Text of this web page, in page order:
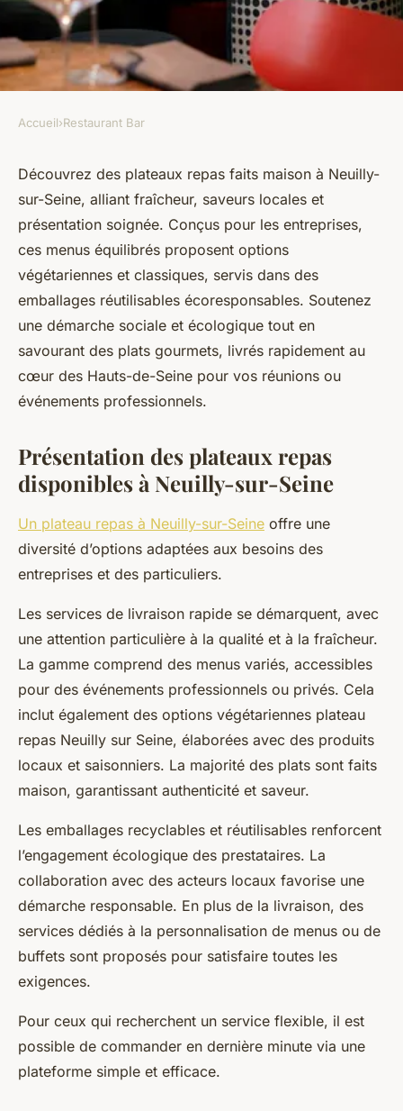
Des plateaux repas faits
maison à neuilly-sur-seine
ermenegilde •19 octobre 2025•7 min de lecture
Accueil›Restaurant Bar
Découvrez des plateaux repas faits maison à Neuilly-
sur-Seine, alliant fraîcheur, saveurs locales et
présentation soignée. Conçus pour les entreprises,
ces menus équilibrés proposent options
végétariennes et classiques, servis dans des
emballages réutilisables écoresponsables. Soutenez
une démarche sociale et écologique tout en
savourant des plats gourmets, livrés rapidement au
cœur des Hauts-de-Seine pour vos réunions ou
événements professionnels.
Présentation des plateaux repas
disponibles à Neuilly-sur-Seine
Un plateau repas à Neuilly-sur-Seine offre une
diversité d’options adaptées aux besoins des
entreprises et des particuliers.
Les services de livraison rapide se démarquent, avec
une attention particulière à la qualité et à la fraîcheur.
La gamme comprend des menus variés, accessibles
pour des événements professionnels ou privés. Cela
inclut également des options végétariennes plateau
repas Neuilly sur Seine, élaborées avec des produits
locaux et saisonniers. La majorité des plats sont faits
maison, garantissant authenticité et saveur.
Les emballages recyclables et réutilisables renforcent
l’engagement écologique des prestataires. La
collaboration avec des acteurs locaux favorise une
démarche responsable. En plus de la livraison, des
services dédiés à la personnalisation de menus ou de
buffets sont proposés pour satisfaire toutes les
exigences.
Pour ceux qui recherchent un service flexible, il est
possible de commander en dernière minute via une
plateforme simple et efficace.